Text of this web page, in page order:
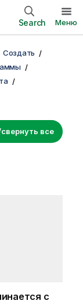
Search Меню
Создать
все
с